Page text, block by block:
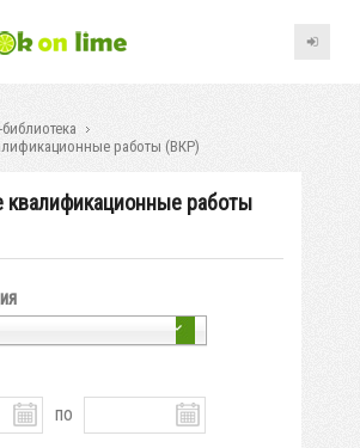
библиотека
работы (ВКР)
работы
по